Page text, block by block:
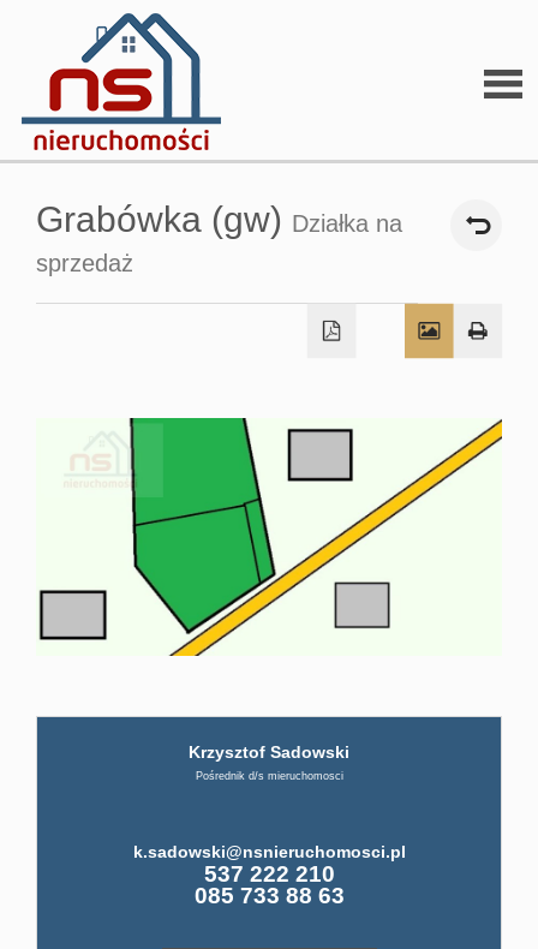
Grabówka (gw) Działka na
sprzedaż
Krzysztof Sadowski
Pośrednik d/s mieruchomosci
k.sadowski@nsnieruchomosci.pl
537 222 210
085 733 88 63